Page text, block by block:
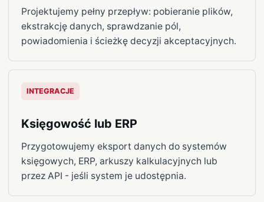
Projektujemy pełny przepływ: pobieranie plików,
ekstrakcję danych, sprawdzanie pól,
powiadomienia i ścieżkę decyzji akceptacyjnych.
INTEGRACJE
Księgowość lub ERP
Przygotowujemy eksport danych do systemów
księgowych, ERP, arkuszy kalkulacyjnych lub
przez API - jeśli system je udostępnia.